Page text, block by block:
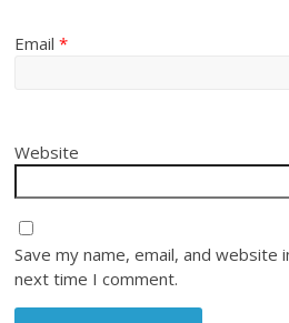
Email*
Website
Save my name, email, and
next time I comment.